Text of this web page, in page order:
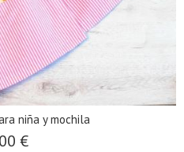
niña y mochila
€